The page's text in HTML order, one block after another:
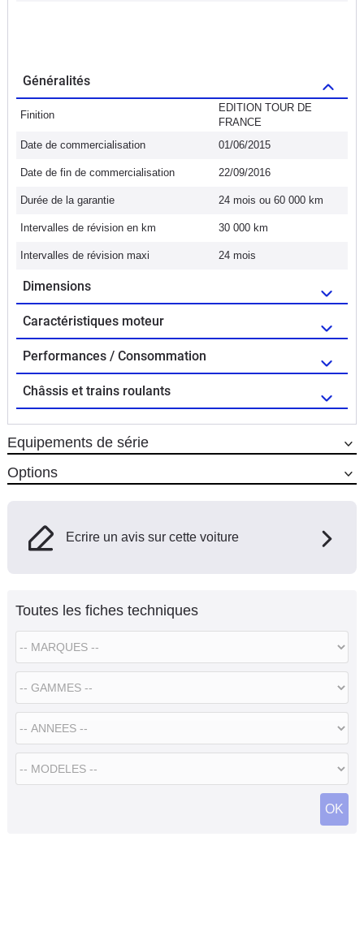
Généralités
Finition
EDITION TOUR DE
FRANCE
Date de commercialisation
01/06/2015
Date de fin de commercialisation 22/09/2016
Durée de la garantie 24 mois ou 60 000 km
Intervalles de révision en km 30 000 km
Intervalles de révision maxi 24 mois
Dimensions
Caractéristiques moteur
Performances / Consommation
Châssis et trains roulants
Equipements de série
Options
Ecrire un avis sur cette voiture
Toutes les fiches techniques